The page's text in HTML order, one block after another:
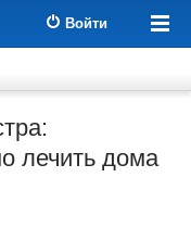
Войти
лечить дома